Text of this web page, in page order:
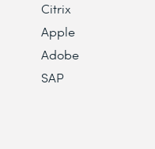
Citrix
Apple
Adobe
SAP